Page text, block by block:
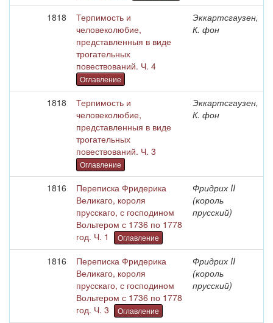
1818
Терпимость и
человеколюбие,
представленныя в виде
трогательных
повествований. Ч. 4
Оглавление
Эккартсгаузен,
К. фон
1818
Терпимость и
человеколюбие,
представленныя в виде
трогательных
повествований. Ч. 3
Оглавление
Эккартсгаузен,
К. фон
1816
Переписка Фридерика
Великаго, короля
прусскаго, с господином
Вольтером с 1736 по 1778
год. Ч. 1
Оглавление
Фридрих II
(король
прусский)
1816
Переписка Фридерика
Великаго, короля
прусскаго, с господином
Вольтером с 1736 по 1778
год. Ч. 3
Оглавление
Фридрих II
(король
прусский)